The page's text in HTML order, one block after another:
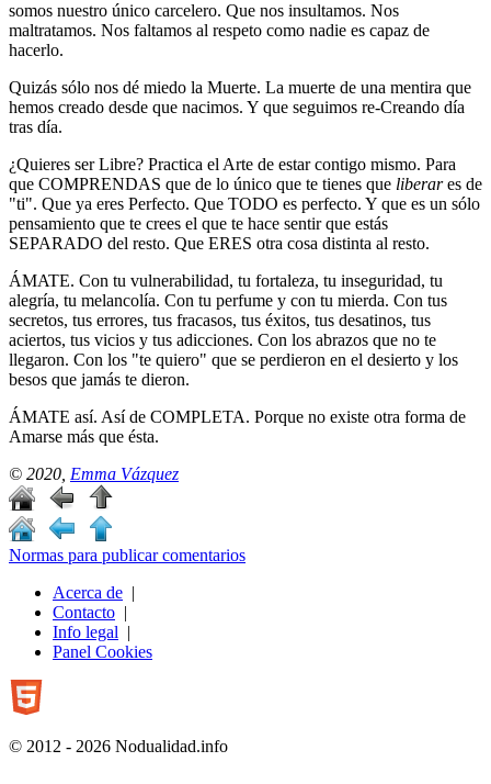
somos nuestro único carcelero. Que nos insultamos. Nos
maltratamos. Nos faltamos al respeto como nadie es capaz de
hacerlo.
Quizás sólo nos dé miedo la Muerte. La muerte de una mentira que
hemos creado desde que nacimos. Y que seguimos re-Creando día
tras día.
¿Quieres ser Libre? Practica el Arte de estar contigo mismo. Para
que COMPRENDAS que de lo único que te tienes que liberares de
"ti". Que ya eres Perfecto. Que TODO es perfecto. Y que es un sólo
pensamiento que te crees el que te hace sentir que estás
SEPARADO del resto. Que ERES otra cosa distinta al resto.
ÁMATE. Con tu vulnerabilidad, tu fortaleza, tu inseguridad, tu
alegría, tu melancolía. Con tu perfume y con tu mierda. Con tus
secretos, tus errores, tus fracasos, tus éxitos, tus desatinos, tus
aciertos, tus vicios y tus adicciones. Con los abrazos que no te
llegaron. Con los "te quiero" que se perdieron en el desierto y los
besos que jamás te dieron.
ÁMATE así. Así de COMPLETA. Porque no existe otra forma de
Amarse más que ésta.
© 2020, Emma Vázquez
Normas para publicar comentarios
Acerca de |
Contacto |
Info legal |
Panel Cookies
© 2012 - 2026 Nodualidad.info